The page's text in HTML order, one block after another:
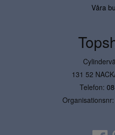
Våra
131 52
Telefon: